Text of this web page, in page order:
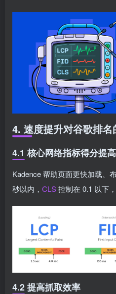
4. 速度提升对谷歌排名
4.1 核心网络指标得分提高
Kadence 帮助页面更快加载、
秒以内， CLS控制在 0.1 以下
4.2 提高抓取效率